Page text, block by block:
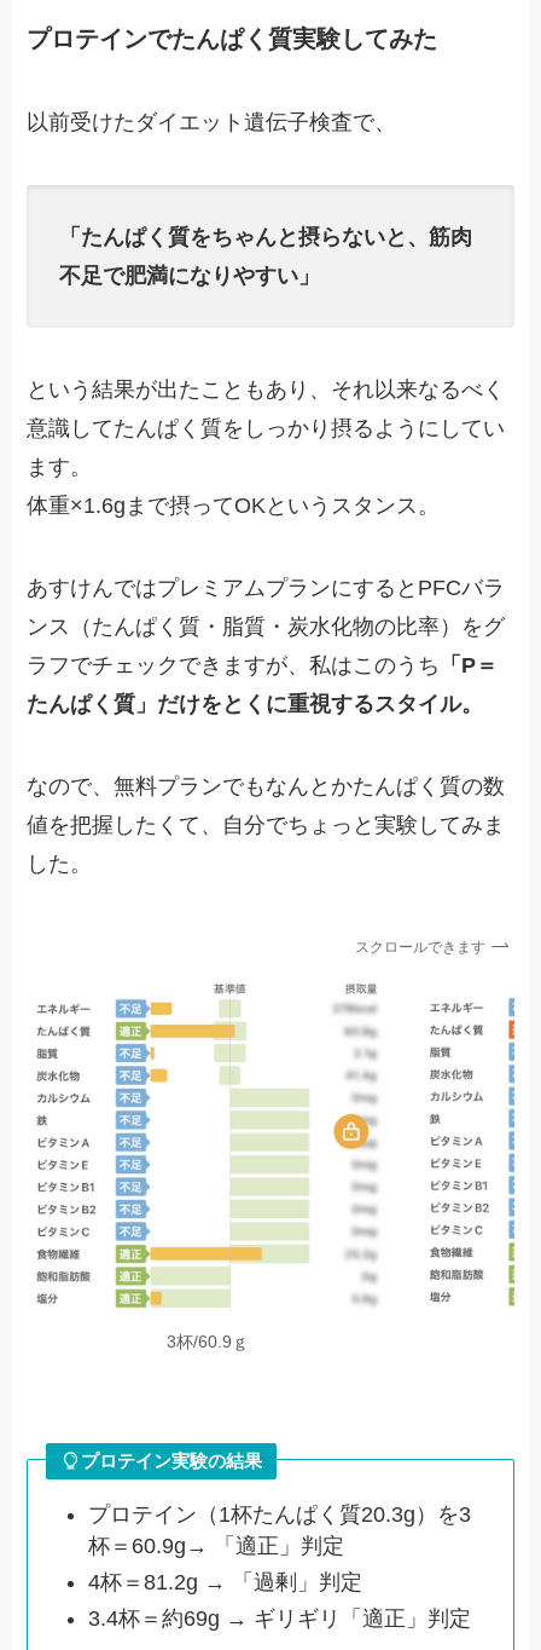
プロテインでたんぱく質実験してみた
以前受けたダイエット遺伝子検査で、
「たんぱく質をちゃんと摂らないと、筋肉
不足で肥満になりやすい」
という結果が出たこともあり、それ以来なるべく
意識してたんぱく質をしっかり摂るようにしてい
ます。
体重×1.6gまで摂ってOKというスタンス。
あすけんではプレミアムプランにするとPFCバラ
ンス（たんぱく質・脂質・炭水化物の比率）をグ
ラフでチェックできますが、私はこのうち 「P＝
たんぱく質」だけをとくに重視するスタイル。
なので、無料プランでもなんとかたんぱく質の数
値を把握したくて、自分でちょっと実験してみま
した。
スクロールできます
3杯/60.9ｇ
プロテイン実験の結果
プロテイン（1杯たんぱく質20.3g）を3
杯＝60.9g→ 「適正」判定
4杯＝81.2g → 「過剰」判定
3.4杯＝約69g → ギリギリ「適正」判定